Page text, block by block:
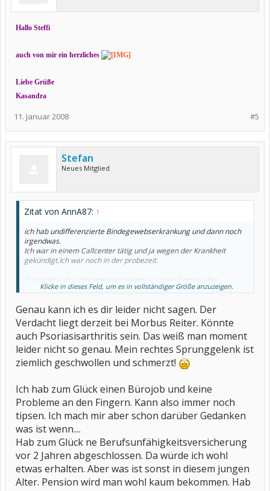
Hallo Steffi
auch von mir ein herzliches
Liebe Grüße
Kasandra
#5
11. Januar 2008
Stefan
Neues Mitglied
Zitat von AnnA87: ↑
ich hab undifferenzierte Bindegewebserkrankung und dann noch
irgendwas.
Ich war in einem Callcenter tätig und ja wegen der Krankheit
gekündigt.Ich war noch in der probezeit.
Symptome zb. vorrangig schmerzen u. schwellungen aller
fingergelenke,Handgelenke,Knie ind füße.Naja sobald die kälte
für mich.Hab es immer schön geredet und dadurch hat sich das
alles sehr in die länge gezogen.
was hast du denn genau?
Klicke in dieses Feld, um es in vollständiger Größe anzuzeigen.
Genau kann ich es dir leider nicht sagen. Der
Verdacht liegt derzeit bei Morbus Reiter. Könnte
auch Psoriasisarthritis sein. Das weiß man moment
leider nicht so genau. Mein rechtes Sprunggelenk ist
ziemlich geschwollen und schmerzt!
Ich hab zum Glück einen Bürojob und keine
Probleme an den Fingern. Kann also immer noch
tipsen. Ich mach mir aber schon darüber Gedanken
was ist wenn....
Hab zum Glück ne Berufsunfähigkeitsversicherung
vor 2 Jahren abgeschlossen. Da würde ich wohl
etwas erhalten. Aber was ist sonst in diesem jungen
Alter. Pension wird man wohl kaum bekommen. Hab